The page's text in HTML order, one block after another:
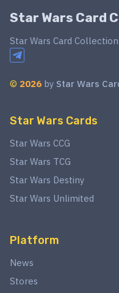
Star Wars Card
Star Wars Card Collection
© 2026 by Star Wars
Star Wars Cards
Star Wars CCG
Star Wars TCG
Star Wars Destiny
Star Wars Unlimited
Platform
News
Stores